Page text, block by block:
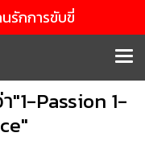
รักการขับขี่
"1-Passion 1-